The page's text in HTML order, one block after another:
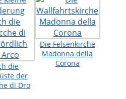
die
der
di Dro
Die Felsenkirche
Madonna della
Corona